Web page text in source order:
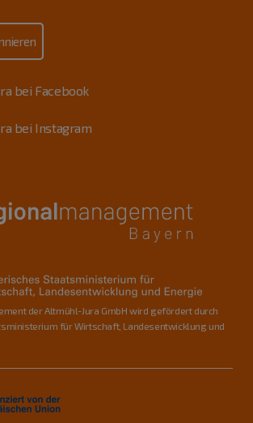
bei Facebook
bei Instagram
der Altmühl-Jura GmbH wird gefördert durch
für Wirtschaft, Landesentwicklung und